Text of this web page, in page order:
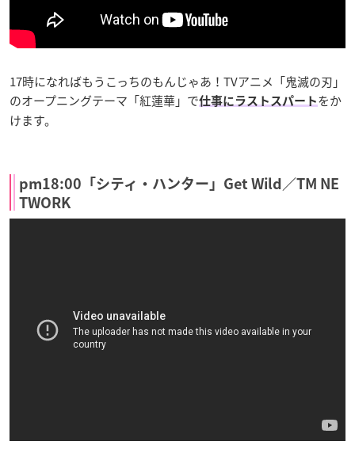
17時になればもうこっちのもんじゃあ！TVアニメ「鬼滅の刃」
のオープニングテーマ「紅蓮華」で仕事にラストスパート をか
けます。
pm18:00「シティ・ハンター」Get Wild／TM NE
TWORK